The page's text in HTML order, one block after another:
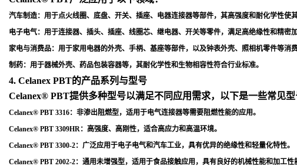
汽车制造：用于点火线圈、底盘、开关、插座、电器连接器等部件，其高强度和耐化学性使
电子电气：用于连接器、插头、插座、线圈芯、继电器、开关等零件，满足高绝缘性和精密
家电与消费品：用于家用电器的外壳、手柄、基座等部件，以及钟表外壳、照相机零件等消
制药：用于器械外壳、药品包装容器等，其耐化学性和生物相容性符合行业标准。
4. Celanex PBT的产品系列与型号
Celanex® PBT提供多种型号以满足不同应用需求，以下是一些常见型
Celanex® PBT 3316：非渗出阻燃型，适用于电气连接器等需要阻燃性能的应用。
Celanex® PBT 3309HR：高强度、高刚性，适合高应力和高温环境。
Celanex® PBT 3300-2：广泛应用于电子电气和汽车工业，具有优异的绝缘性和轻量化特性。
Celanex® PBT 2002-2：通用未增强型，适用于食品接触应用，具有良好的机械性能和加工性